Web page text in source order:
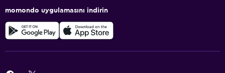
momondo uygulamasını indirin